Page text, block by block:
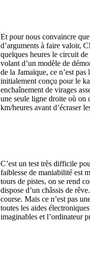
Et pour nous convaincre
d’arguments à faire valoir,
quelques heures le circuit
volant d’un modèle de
de la Jamaïque, ce n’est
initialement conçu pour le
enchaînement de virages
une seule ligne droite où on
km/heures avant d’écraser
C’est un test très difficile
faiblesse de maniabilité est
tours de pistes, on se rend
dispose d’un châssis de
course. Mais ce n’est pas
toutes les aides
imaginables et l’ordinateur